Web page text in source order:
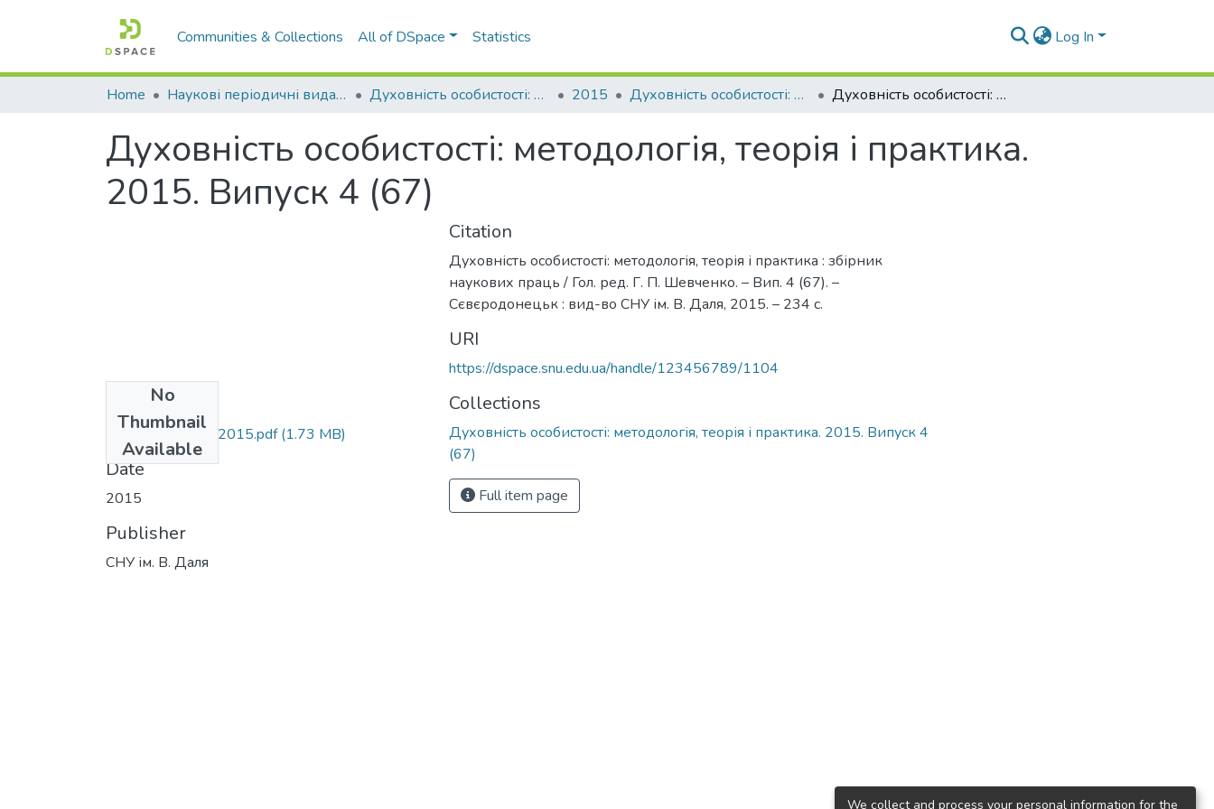
Communities & Collections All of DSpace Statistics Log In
Home Наукові періодичні видання СНУ ім. В. Даля Духовність особистості: методологія, теорія і практика 2015 Духовність особистості: методологія, теорія і практика. 2015. Випуск 4 (67) Духовність особистості: методологія, теорія і практика. 2015. Випуск 4 (67)
Духовність особистості: методологія, теорія і практика.
2015. Випуск 4 (67)
No
Thumbnail
Available
Duhovnist_4_67_2015.pdf(1.73 MB)
Date
2015
Publisher
СНУ ім. В. Даля
Citation
Духовність особистості: методологія, теорія і практика : збірник
наукових праць / Гол. ред. Г. П. Шевченко. – Вип. 4 (67). –
Сєвєродонецьк : вид-во СНУ ім. В. Даля, 2015. – 234 с.
URI
https://dspace.snu.edu.ua/handle/123456789/1104
Collections
Духовність особистості: методологія, теорія і практика. 2015. Випуск 4
(67)
Full item page
We collect and process your personal information for the